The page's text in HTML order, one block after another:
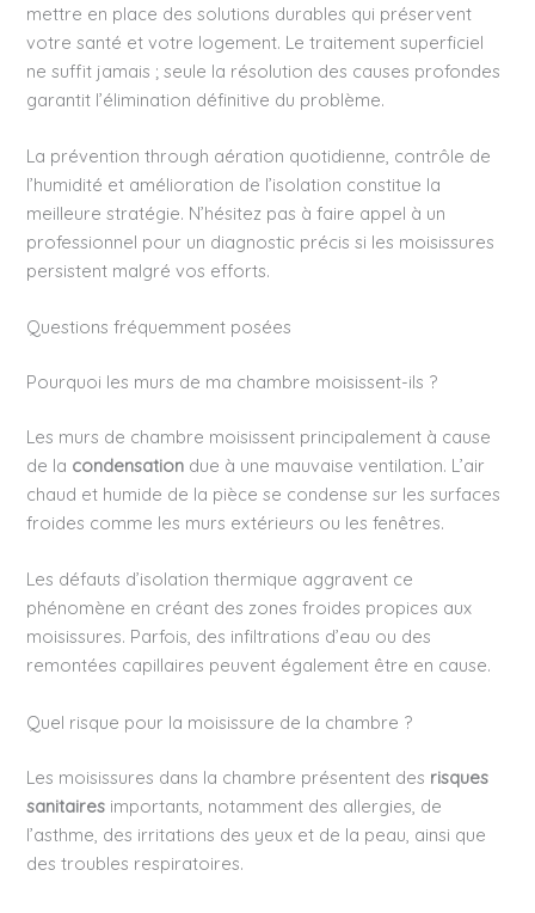
mettre en place des solutions durables qui préservent
votre santé et votre logement. Le traitement superficiel
ne suffit jamais ; seule la résolution des causes profondes
garantit l’élimination définitive du problème.
La prévention through aération quotidienne, contrôle de
l’humidité et amélioration de l’isolation constitue la
meilleure stratégie. N’hésitez pas à faire appel à un
professionnel pour un diagnostic précis si les moisissures
persistent malgré vos efforts.
Questions fréquemment posées
Pourquoi les murs de ma chambre moisissent-ils ?
Les murs de chambre moisissent principalement à cause
de la condensation due à une mauvaise ventilation. L’air
chaud et humide de la pièce se condense sur les surfaces
froides comme les murs extérieurs ou les fenêtres.
Les défauts d’isolation thermique aggravent ce
phénomène en créant des zones froides propices aux
moisissures. Parfois, des infiltrations d’eau ou des
remontées capillaires peuvent également être en cause.
Quel risque pour la moisissure de la chambre ?
Les moisissures dans la chambre présentent des risques
sanitaires importants, notamment des allergies, de
l’asthme, des irritations des yeux et de la peau, ainsi que
des troubles respiratoires.